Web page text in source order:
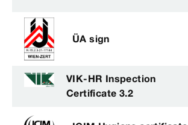
ÜA sign
VIK-HR Inspection
Certificate 3.2